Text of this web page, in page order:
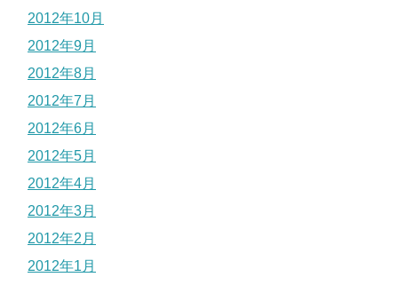
2012年10月
2012年9月
2012年8月
2012年7月
2012年6月
2012年5月
2012年4月
2012年3月
2012年2月
2012年1月